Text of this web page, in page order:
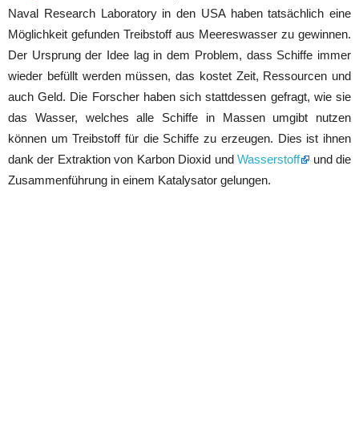
Naval Research Laboratory in den USA haben tatsächlich eine
Möglichkeit gefunden Treibstoff aus Meereswasser zu gewinnen.
Der Ursprung der Idee lag in dem Problem, dass Schiffe immer
wieder befüllt werden müssen, das kostet Zeit, Ressourcen und
auch Geld. Die Forscher haben sich stattdessen gefragt, wie sie
das Wasser, welches alle Schiffe in Massen umgibt nutzen
können um Treibstoff für die Schiffe zu erzeugen. Dies ist ihnen
dank der Extraktion von Karbon Dioxid undWasserstoff
und die
Zusammenführung in einem Katalysator gelungen.